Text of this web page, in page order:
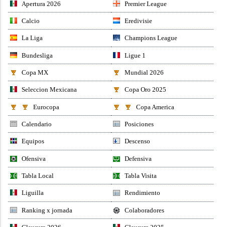
Apertura 2026 Premier League
Calcio Eredivisie
La Liga Champions League
Bundesliga Ligue 1
Copa MX Mundial 2026
Seleccion Mexicana Copa Oro 2025
Eurocopa Copa America
Calendario Posiciones
Equipos Descenso
Ofensiva Defensiva
Tabla Local Tabla Visita
Liguilla Rendimiento
Ranking x jornada Colaboradores